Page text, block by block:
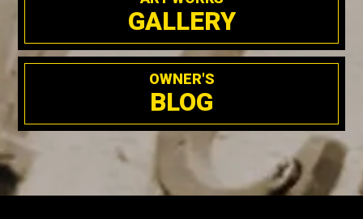
GALLERY
OWNER'S
BLOG